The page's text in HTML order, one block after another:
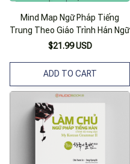
Mind Map Ngữ Pháp Tiếng
Trung Theo Giáo Trình Hán Ngữ
$21.99 USD
ADD TO CART